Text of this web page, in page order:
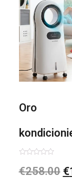
Oro
Evareer
0
iš
€258.00 €